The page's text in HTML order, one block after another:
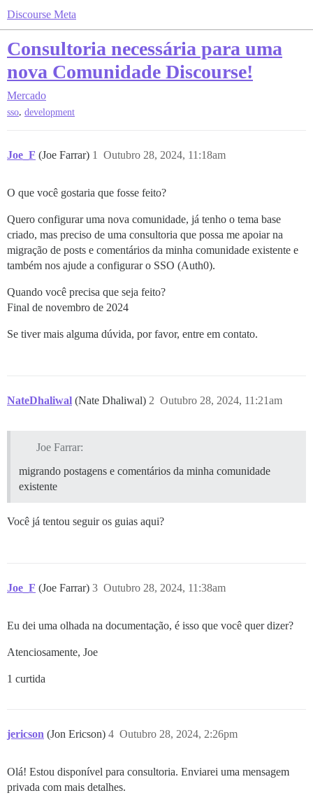
Discourse Meta
Consultoria necessária para uma
nova Comunidade Discourse!
Mercado
sso, development
Joe_F (Joe Farrar) Outubro 28, 2024, 11:18am
1
O que você gostaria que fosse feito?
Quero configurar uma nova comunidade, já tenho o tema base
criado, mas preciso de uma consultoria que possa me apoiar na
migração de posts e comentários da minha comunidade existente e
também nos ajude a configurar o SSO (Auth0).
Quando você precisa que seja feito?
Final de novembro de 2024
Se tiver mais alguma dúvida, por favor, entre em contato.
NateDhaliwal (Nate Dhaliwal) Outubro 28, 2024, 11:21am
2
Joe Farrar:
migrando postagens e comentários da minha comunidade
existente
Você já tentou seguir os guias aqui?
Joe_F (Joe Farrar) Outubro 28, 2024, 11:38am
3
Eu dei uma olhada na documentação, é isso que você quer dizer?
Atenciosamente, Joe
1 curtida
jericson (Jon Ericson) Outubro 28, 2024, 2:26pm
4
Olá! Estou disponível para consultoria. Enviarei uma mensagem
privada com mais detalhes.